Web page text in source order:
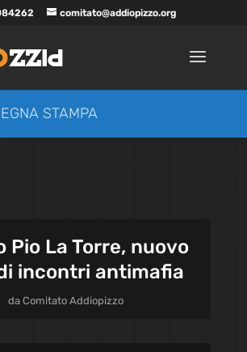
comitato@addiopizzo.org
STAMPA
Pio La Torre, nuovo
incontri antimafia
daComitato Addiopizzo